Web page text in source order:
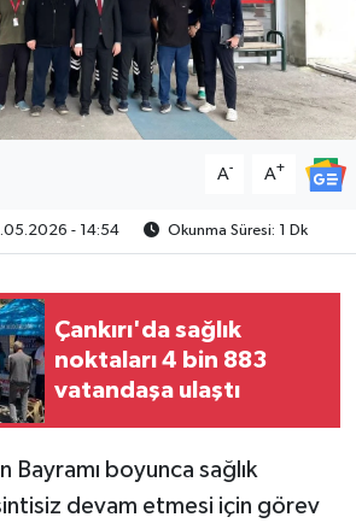
A- A+
- 14:54 Okunma Süresi: 1 Dk
Çankırı'da sağlık
noktaları 4 bin 883
vatandaşa ulaştı
Bayramı boyunca sağlık
devam etmesi için görev